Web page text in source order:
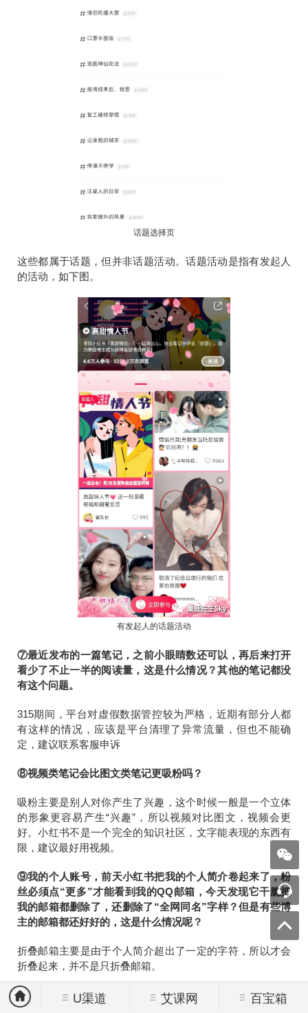
话题选择页
这些都属于话题，但并非话题活动。话题活动是指有发起人
的活动，如下图。
有发起人的话题活动
⑦最近发布的一篇笔记，之前小眼睛数还可以，再后来打开
看少了不止一半的阅读量，这是什么情况？其他的笔记都没
有这个问题。
315期间，平台对虚假数据管控较为严格，近期有部分人都
有这样的情况，应该是平台清理了异常流量，但也不能确
定，建议联系客服申诉
⑧视频类笔记会比图文类笔记更吸粉吗？
吸粉主要是别人对你产生了兴趣，这个时候一般是一个立体
的形象更容易产生“兴趣”，所以视频对比图文，视频会更
好。小红书不是一个完全的知识社区，文字能表现的东西有
限，建议最好用视频。
⑨我的个人账号，前天小红书把我的个人简介卷起来了，粉
丝必须点“更多”才能看到我的QQ邮箱，今天发现它干脆把
我的邮箱都删除了，还删除了“全网同名”字样？但是有些博
主的邮箱都还好好的，这是什么情况呢？
折叠邮箱主要是由于个人简介超出了一定的字符，所以才会
折叠起来，并不是只折叠邮箱。
七、基础数据
U渠道 艾课网 百宝箱